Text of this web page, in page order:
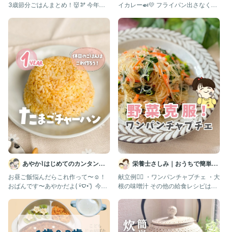
3歳節分ごはんまとめ！👹🫘 今年の
あやか⌇はじめてのカンタン離
乳食・幼児食💛
お昼ご飯悩んだらこれ作って〜☺️！ ⁡
おばんです〜あやかだよ( •︠‎ࠏ•︡ ) ⁡ 今日
イカレー🍛💛 フライパン出さなくて
栄養士さしみ｜おうちで簡単給
食レシピ
献立例👇🏻 ・ワンパンチャプチェ ・大
根の味噌汁 その他の給食レシピはこ